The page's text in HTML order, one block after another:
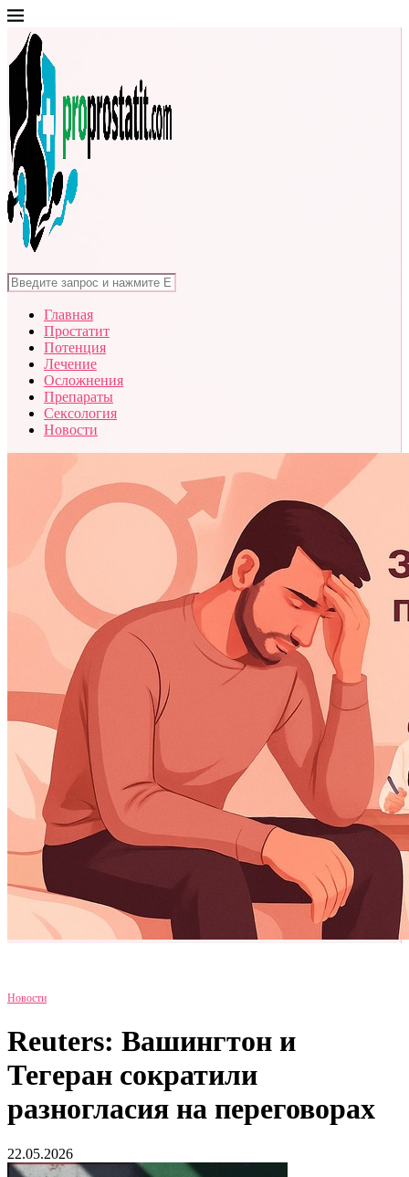
Главная
Простатит
Потенция
Лечение
Осложнения
Препараты
Сексология
Новости
Новости
Reuters: Вашингтон и
Тегеран сократили
разногласия на переговорах
22.05.2026